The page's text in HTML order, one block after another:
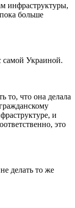
инфраструктуры,
больше
самой Украиной.
то, что она делала
и
это
делать то же